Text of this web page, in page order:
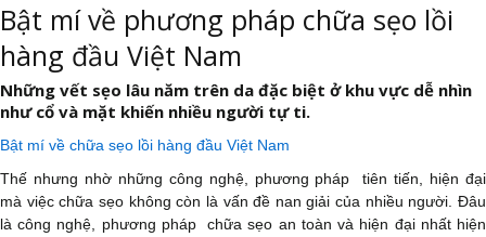
Bật mí về phương pháp chữa sẹo lồi
hàng đầu Việt Nam
Những vết sẹo lâu năm trên da đặc biệt ở khu vực dễ nhìn
như cổ và mặt khiến nhiều người tự ti.
Bật mí về chữa sẹo lồi hàng đầu Việt Nam
Thế nhưng nhờ những công nghệ, phương pháp tiên tiến, hiện đại
mà việc chữa sẹo không còn là vấn đề nan giải của nhiều người. Đâu
là công nghệ, phương pháp chữa sẹo an toàn và hiện đại nhất hiện